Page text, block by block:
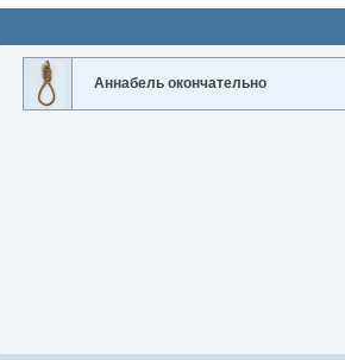
Аннабель окончательно